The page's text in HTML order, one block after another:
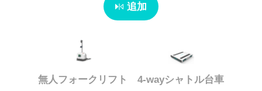
追加
無人フォークリフト 4-wayシャトル台車